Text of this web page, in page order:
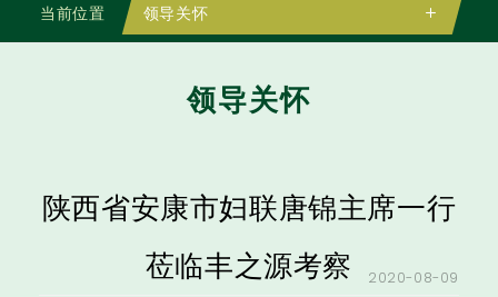
当前位置 领导关怀
领导关怀
陕西省安康市妇联唐锦主席一行
莅临丰之源考察
2020-08-09